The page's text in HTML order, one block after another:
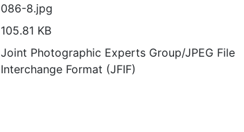
086-8.jpg
105.81 KB
Joint Photographic Experts Group/JPEG File
Interchange Format (JFIF)